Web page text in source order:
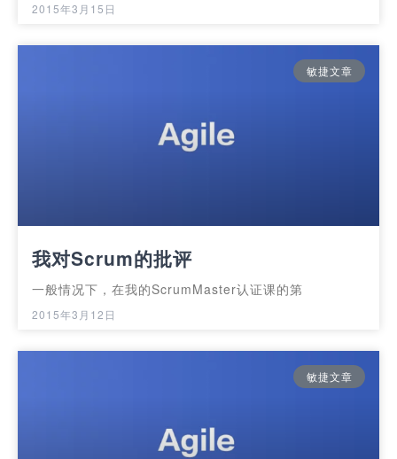
2015年3月15日
敏捷文章
我对Scrum的批评
一般情况下，在我的ScrumMaster认证课的第
2015年3月12日
敏捷文章